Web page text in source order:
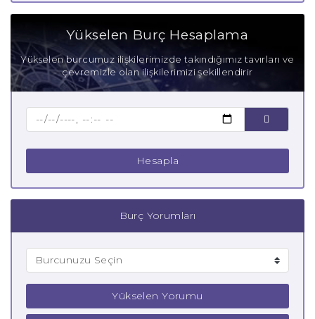
Yükselen Burç Hesaplama
Yükselen burcumuz ilişkilerimizde takındığımız tavırları ve
çevremizle olan ilişkilerimizi şekillendirir
Hesapla
Burç Yorumları
Yükselen Yorumu